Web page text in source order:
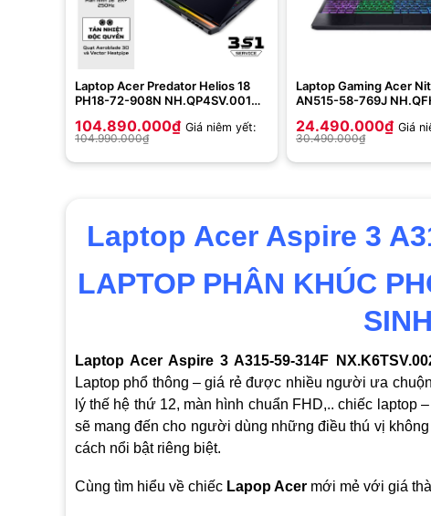
Laptop Acer Predator Helios 18
PH18-72-908N NH.QP4SV.001
4TB | RTX 4090 16GB | 18 inch
2K)
104.890.000₫ Giá niêm yết:
104.990.000₫
Laptop Gaming Acer
AN515-58-769J
RTX™ 3050 4GB | 15.6
144Hz | Win 11 | Đen)
24.490.000₫ Giá
30.490.000₫
Laptop Acer Aspire 3
LAPTOP PHÂN KHÚC
Laptop Acer Aspire 3 A315-59-314F
Laptop phổ thông – giá rẻ được nhiều người ưa
lý thế hệ thứ 12, màn hình chuẩn FHD,.. chiếc laptop
sẽ mang đến cho người dùng những điều thú vị
cách nổi bật riêng biệt.
Cùng tìm hiểu về chiếc Lapop Acermới mẻ với giá